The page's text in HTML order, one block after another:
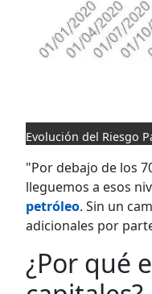
Evolución del Riesgo
"Por debajo de los
lleguemos a esos
petróleo. Sin un
adicionales por
¿Por qué